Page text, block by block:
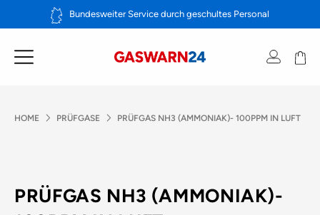
Inhalt
Bundesweiter Service durch geschultes Personal
HOME PRÜFGASE PRÜFGAS NH3 (AMMONIAK)- 100PPM IN LUFT
PRÜFGAS NH3 (AMMONIAK)-